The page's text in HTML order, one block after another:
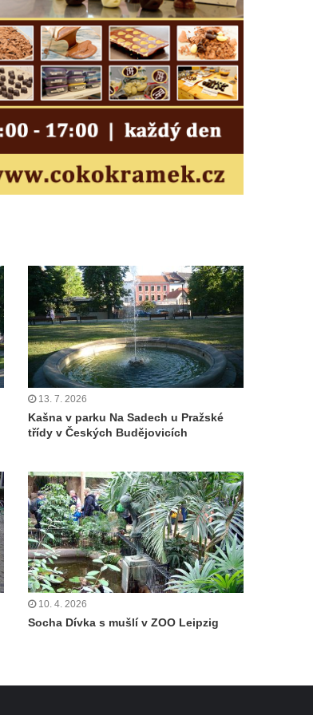
13. 7. 2026
Kašna v parku Na Sadech u Pražské
třídy v Českých Budějovicích
10. 4. 2026
Socha Dívka s mušlí v ZOO Leipzig